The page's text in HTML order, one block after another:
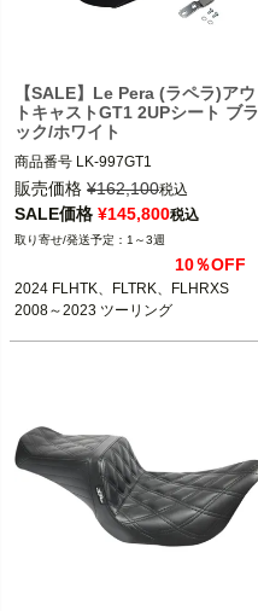
【SALE】Le Pera (ラペラ)アウ
トキャストGT1 2UPシート ブラ
ック/ホワイト
商品番号 LK-997GT1
3OT：0801-1237
販売価格 ¥162,100税込
SALE価格 ¥145,800税込
1～3週
10％OFF
2024 FLHTK、FLTRK、FLHRXS
2008～2023 ツーリング